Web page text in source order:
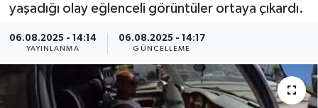
yaşadığı olay eğlenceli görüntüler ortaya çıkardı.
06.08.2025 - 14:14
YAYINLANMA
06.08.2025 - 14:17
GÜNCELLEME
Son Dakika Haberleri